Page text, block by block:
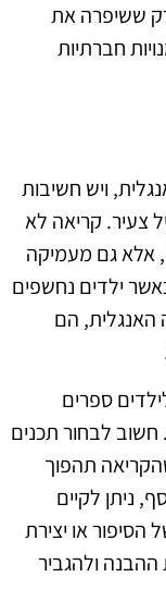
ששיפרה את
חברתיות
ויש חשיבות
צעיר. קריאה לא
אלא גם מעמיקה
ילדים נחשפים
האנגלית, הם
ספרים
חשוב לבחור תכנים
תהפוך
ניתן לקיים
הסיפור או יצירת
ולהגביר